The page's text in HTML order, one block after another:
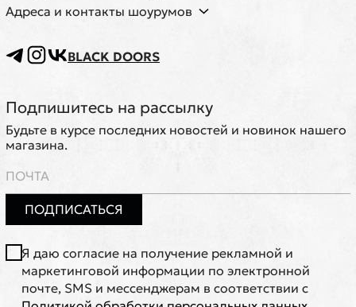
Адреса и контакты шоурумов
BLACK DOORS
Подпишитесь на рассылку
Будьте в курсе последних новостей и новинок нашего
магазина.
ПОДПИСАТЬСЯ
Я даю согласие на получение рекламной и
маркетинговой информации по электронной
почте, SMS и мессенджерам в соответствии с